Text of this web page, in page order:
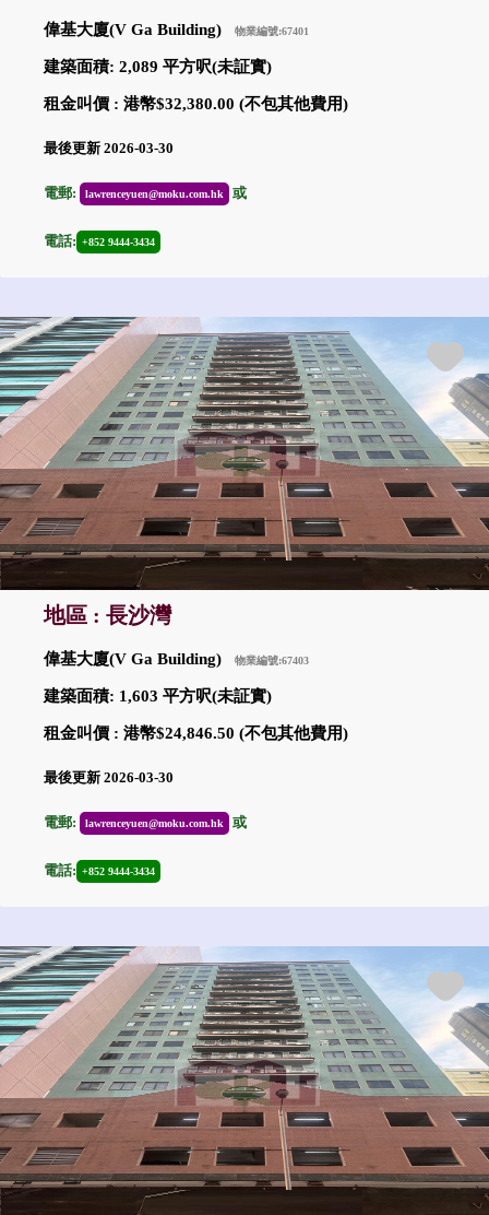
偉基大廈(V Ga Building) 物業編號:67401
建築面積: 2,089 平方呎(未証實)
租金叫價 : 港幣$32,380.00 (不包其他費用)
最後更新 2026-03-30
電郵: lawrenceyuen@moku.com.hk 或
電話: +852 9444-3434
地區 : 長沙灣
偉基大廈(V Ga Building) 物業編號:67403
建築面積: 1,603 平方呎(未証實)
租金叫價 : 港幣$24,846.50 (不包其他費用)
最後更新 2026-03-30
電郵: lawrenceyuen@moku.com.hk 或
電話: +852 9444-3434